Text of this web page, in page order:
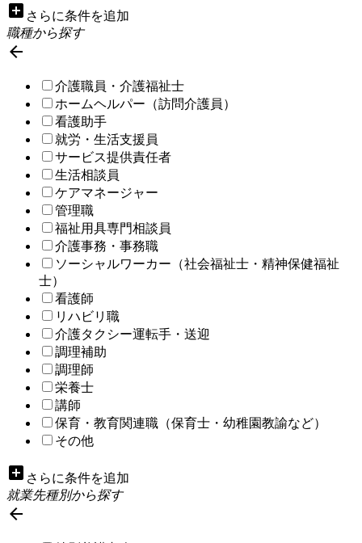
add_box さらに条件を追加
職種から探す

介護職員・介護福祉士
ホームヘルパー（訪問介護員）
看護助手
就労・生活支援員
サービス提供責任者
生活相談員
ケアマネージャー
管理職
福祉用具専門相談員
介護事務・事務職
ソーシャルワーカー（社会福祉士・精神保健福祉
士）
看護師
リハビリ職
介護タクシー運転手・送迎
調理補助
調理師
栄養士
講師
保育・教育関連職（保育士・幼稚園教諭など）
その他
add_box さらに条件を追加
就業先種別から探す
